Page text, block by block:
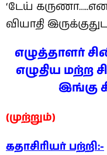
‘டேய்
வியாதி
எழுத்தாளர்
எழுதிய மற்ற
இங்கு
(முற்றும்)
கதாசிரியர் பற்றி:-